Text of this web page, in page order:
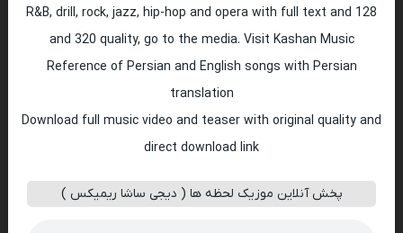
R&B, drill, rock, jazz, hip-hop and opera with full text and 128
and 320 quality, go to the media. Visit Kashan Music
Reference of Persian and English songs with Persian
translation
Download full music video and teaser with original quality and
direct download link
پخش آنلاین موزیک لحظه ها ( دیجی ساشا ریمیکس )